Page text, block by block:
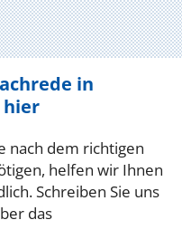
in
hier
nach dem richtigen
helfen wir Ihnen
Schreiben Sie uns
das